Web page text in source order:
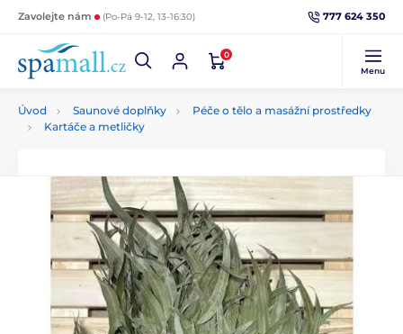
Zavolejte nám (Po-Pá 9-12, 13-16:30) 777 624 350
0
Menu
Úvod Saunové doplňky
Péče o tělo a masážní prostředky
Kartáče a metličky